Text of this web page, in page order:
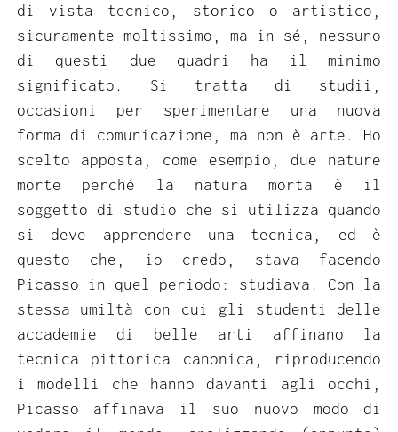
di vista tecnico, storico o artistico,
sicuramente moltissimo, ma in sé, nessuno
di questi due quadri ha il minimo
significato. Si tratta di studii,
occasioni per sperimentare una nuova
forma di comunicazione, ma non è arte. Ho
scelto apposta, come esempio, due nature
morte perché la natura morta è il
soggetto di studio che si utilizza quando
si deve apprendere una tecnica, ed è
questo che, io credo, stava facendo
Picasso in quel periodo: studiava. Con la
stessa umiltà con cui gli studenti delle
accademie di belle arti affinano la
tecnica pittorica canonica, riproducendo
i modelli che hanno davanti agli occhi,
Picasso affinava il suo nuovo modo di